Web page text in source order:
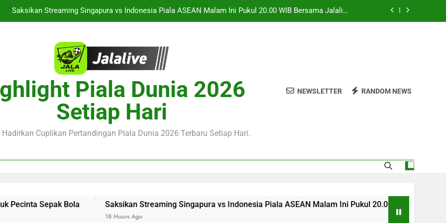
vs Man United Club Friendly Malam Ini Pukul 22.00 WIB Menjadi Tayangan Streaming Menarik Bersama
Saksikan Streaming Singapura vs Indonesia Piala ASEAN Malam Ini Pukul 20.00 WIB Bersama Jalalive
Dalam Laga Bergengsi Penuh Perhatian
Jalalive Aston Villa vs Bayern Club Friendly Malam Ini Pukul 19.00 WIB Mengulas Keseruan Laga Pramusim
Piala Dunia 2026
Setiap Hari
Cuplikan Pertandingan Piala Dunia 2026 Terbaru Setiap Hari.
NEWSLETTER RANDOM NEWS
Sepak Bola Saksikan Streaming Singapura vs Indonesia Piala ASEAN Malam Ini Pukul 20.00 WIB Bersama
18 Hours Ago